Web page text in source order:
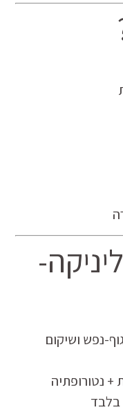
נפש ושיקום
+ נטורופתיה
בלבד